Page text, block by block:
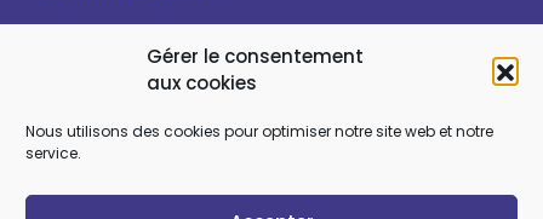
Gérer le consentement
aux cookies
Nous utilisons des cookies pour optimiser notre site web et notre
service.
Action solidaire Formation